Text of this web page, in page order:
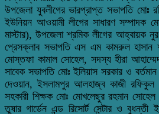
উপজেলা যুবলীগের ভারপ্রাপ্ত সভাপতি মোঃ
ইউনিয়ন আওয়ামী লীগের সাধারণ সম্পাদক
মাস্টার), উপজেলা শ্রমিক লীগের আহ্বায়ক
প্রেসক্লাব সভাপতি এস এম কামরুল হাসান
মোস্তফা কামাল সোহেল, সদস্য হীরা
সাবেক সভাপতি মোঃ ইলিয়াস সরকার ও বর্তমান
দেওয়ান, ইসলামপুর আলহাজ্ব কাজী
সহকারী শিক্ষক মোঃ মোখলেছুর রহমান
তুষার গার্ডেন এন্ড রিসোর্ট সেন্টার ও বুধন্তী